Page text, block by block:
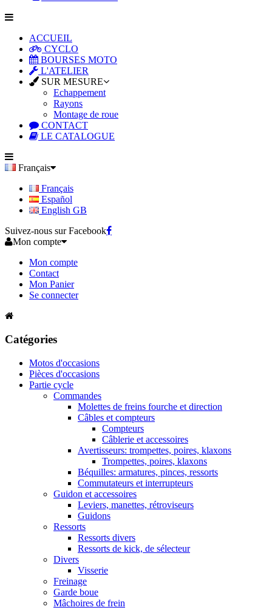
ACCUEIL
CYCLO
BOURSES MOTO
L'ATELIER
SUR MESURE
Echappement
Rayons
Montage de roue
CONTACT
LE CATALOGUE
Français
Français
Español
English GB
Suivez-nous sur Facebook
Mon compte
Mon compte
Contact
Mon Panier
Se connecter
Catégories
Motos d'occasions
Pièces d'occasions
Partie cycle
Commandes
Molettes de freins fourche et direction
Câbles et compteurs
Compteurs
Câblerie et accessoires
Avertisseurs: trompettes, poires, klaxons
Trompettes, poires, klaxons
Béquilles: armatures, pinces, ressorts
Commutateurs et interrupteurs
Guidon et accessoires
Leviers, manettes, rétroviseurs
Guidons
Ressorts
Ressorts divers
Ressorts de kick, de sélecteur
Divers
Visserie
Freinage
Garde boue
Mâchoires de frein